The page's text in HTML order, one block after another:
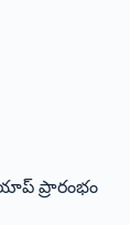
ప్రారంభం